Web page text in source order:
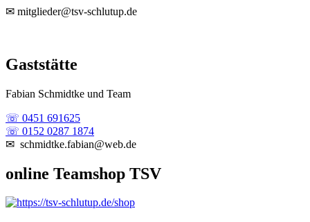
✉ mitglieder@tsv-schlutup.de
Gaststätte
Fabian Schmidtke und Team
☏ 0451 691625
☏ 0152 0287 1874
✉ schmidtke.fabian@web.de
online Teamshop TSV